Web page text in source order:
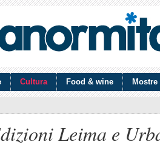
Cultura Food & wine Mostre
Leima e